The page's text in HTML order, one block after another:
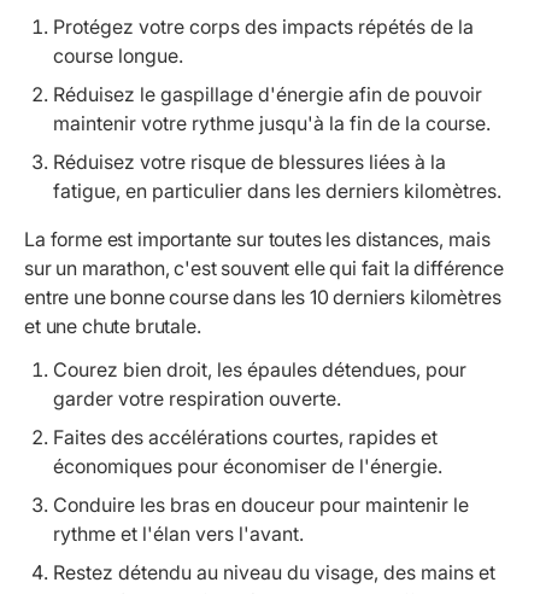
Protégez votre corps des impacts répétés de la
course longue.
Réduisez le gaspillage d'énergie afin de pouvoir
maintenir votre rythme jusqu'à la fin de la course.
Réduisez votre risque de blessures liées à la
fatigue, en particulier dans les derniers kilomètres.
La forme est importante sur toutes les distances, mais
sur un marathon, c'est souvent elle qui fait la différence
entre une bonne course dans les 10 derniers kilomètres
et une chute brutale.
Courez bien droit, les épaules détendues, pour
garder votre respiration ouverte.
Faites des accélérations courtes, rapides et
économiques pour économiser de l'énergie.
Conduire les bras en douceur pour maintenir le
rythme et l'élan vers l'avant.
Restez détendu au niveau du visage, des mains et